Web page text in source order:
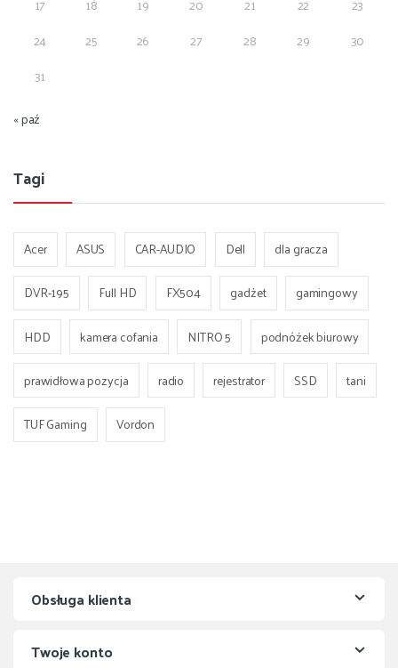
17
18 19 20 21 22
23
24
25 26 27 28 29
30
31
« paź
Tagi
Acer ASUS CAR-AUDIO Dell
dla gracza
DVR-195
Full HD FX504 gadżet
gamingowy
HDD
kamera cofania NITRO 5
podnóżek biurowy
prawidłowa pozycja
radio rejestrator SSD
tani
TUF Gaming
Vordon
Obsługa klienta
Twoje konto